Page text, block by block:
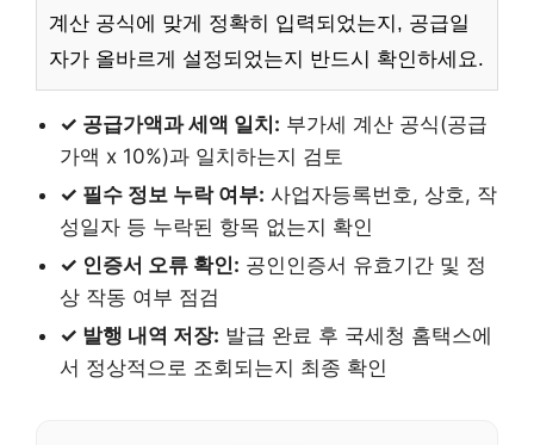
계산 공식에 맞게 정확히 입력되었는지, 공급일
자가 올바르게 설정되었는지 반드시 확인하세요.
✓ 공급가액과 세액 일치: 부가세 계산 공식(공급
가액 x 10%)과 일치하는지 검토
✓ 필수 정보 누락 여부: 사업자등록번호, 상호, 작
성일자 등 누락된 항목 없는지 확인
✓ 인증서 오류 확인: 공인인증서 유효기간 및 정
상 작동 여부 점검
✓ 발행 내역 저장: 발급 완료 후 국세청 홈택스에
서 정상적으로 조회되는지 최종 확인